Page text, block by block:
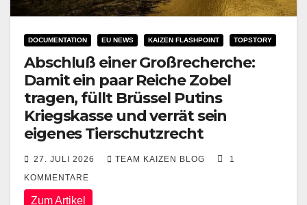
DOCUMENTATION EU NEWS KAIZEN FLASHPOINT TOPSTORY
Abschluß einer Großrecherche:
Damit ein paar Reiche Zobel
tragen, füllt Brüssel Putins
Kriegskasse und verrät sein
eigenes Tierschutzrecht
27. JULI 2026 TEAM KAIZEN BLOG
1
KOMMENTARE
Zum Artikel